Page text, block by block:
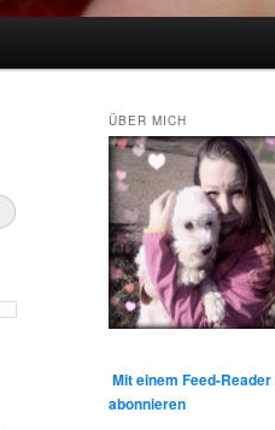
ÜBER MICH
Mit einem Feed-Reader
abonnieren